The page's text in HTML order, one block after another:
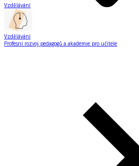
Vzdělávání
Vzdělávání
Profesní rozvoj pedagogů a akademie pro učitele